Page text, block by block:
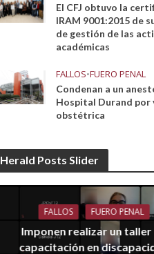
El CFJ obtuvo la
IRAM 9001:2015 de
de gestión de las
académicas
FALLOS•FUERO PENAL
Condenan a un
Hospital Durand por
obstétrica
Herald Posts Slider
FALLOS FUERO PENAL
Imponen realizar un taller
capacitación en